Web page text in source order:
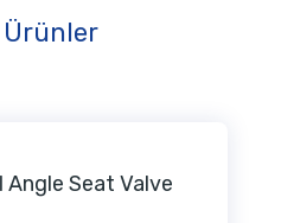
Ürünler
Seat Valve